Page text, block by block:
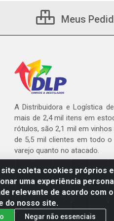
site coleta cookies próprios
uma experiência
relevante de acordo com
do nosso site.
Negar não essenciais
Meus
A Distribuidora e Logística
mais de 2,4 mil itens em
rótulos, são 2,1 mil em
de 5,5 mil clientes em todo
varejo quanto no atacado.